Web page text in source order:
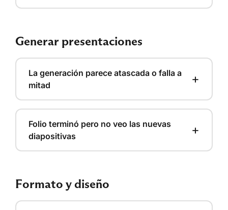
Generar presentaciones
La generación parece atascada o falla a
mitad
+
Folio terminó pero no veo las nuevas
diapositivas
+
Formato y diseño